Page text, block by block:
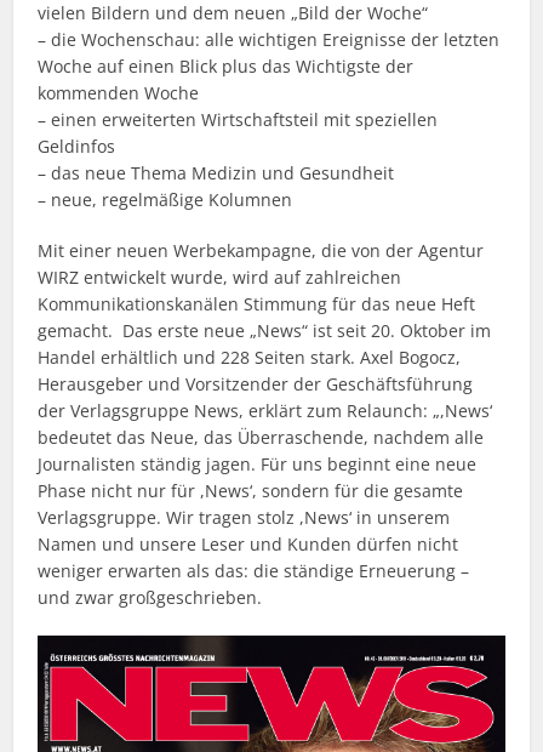
vielen Bildern und dem neuen „Bild der Woche“
– die Wochenschau: alle wichtigen Ereignisse der letzten
Woche auf einen Blick plus das Wichtigste der
kommenden Woche
– einen erweiterten Wirtschaftsteil mit speziellen
Geldinfos
– das neue Thema Medizin und Gesundheit
– neue, regelmäßige Kolumnen
Mit einer neuen Werbekampagne, die von der Agentur
WIRZ entwickelt wurde, wird auf zahlreichen
Kommunikationskanälen Stimmung für das neue Heft
gemacht. Das erste neue „News“ ist seit 20. Oktober im
Handel erhältlich und 228 Seiten stark. Axel Bogocz,
Herausgeber und Vorsitzender der Geschäftsführung
der Verlagsgruppe News, erklärt zum Relaunch: „,News‘
bedeutet das Neue, das Überraschende, nachdem alle
Journalisten ständig jagen. Für uns beginnt eine neue
Phase nicht nur für ,News‘, sondern für die gesamte
Verlagsgruppe. Wir tragen stolz ,News‘ in unserem
Namen und unsere Leser und Kunden dürfen nicht
weniger erwarten als das: die ständige Erneuerung –
und zwar großgeschrieben.